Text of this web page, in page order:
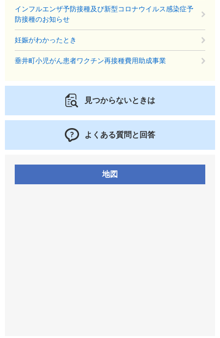
インフルエンザ予防接種及び新型コロナウイルス感染症予
防接種のお知らせ
妊娠がわかったとき
垂井町小児がん患者ワクチン再接種費用助成事業
見つからないときは
よくある質問と回答
地図